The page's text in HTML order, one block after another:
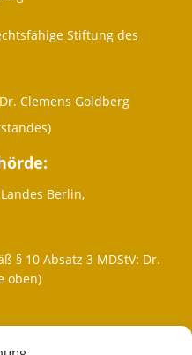
Stiftung des
Clemens Goldberg
Berlin,
§ 10 Absatz 3 MDStV: Dr.
oben)